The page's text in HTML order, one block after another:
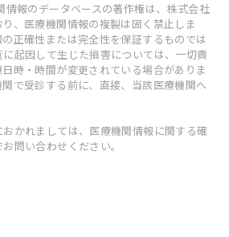
報のデータベースの著作権は、株式会社
、医療機関情報の複製は固く禁止しま
正確性または完全性を保証するものでは
起因して生じた損害については、一切責
時・時間が変更されている場合がありま
で受診する前に、直接、当該医療機関へ
かれましては、医療機関情報に関する確
問い合わせください。